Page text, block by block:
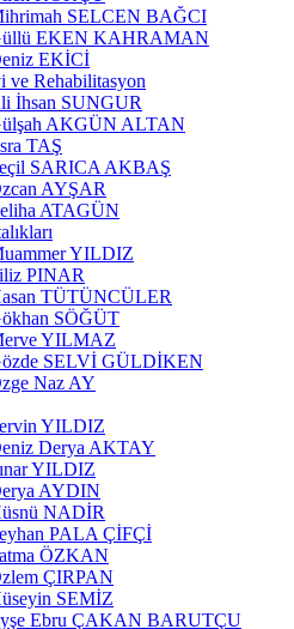
SELCEN BAĞCI
EKEN KAHRAMAN
EKİCİ
ve Rehabilitasyon
İhsan SUNGUR
AKGÜN ALTAN
TAŞ
SARICA AKBAŞ
AYŞAR
ATAGÜN
YILDIZ
PINAR
TÜTÜNCÜLER
SÖĞÜT
YILMAZ
SELVİ GÜLDİKEN
Naz AY
YILDIZ
Derya AKTAY
YILDIZ
AYDIN
NADİR
PALA ÇİFÇİ
ÖZKAN
ÇIRPAN
SEMİZ
Ebru ÇAKAN BARUTÇU